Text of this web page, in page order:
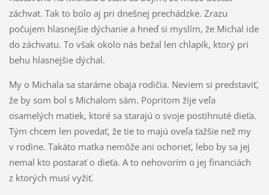
záchvat. Tak to bolo aj pri dnešnej prechádzke. Zrazu
počujem hlasnejšie dýchanie a hneď si myslím, že Michal ide
do záchvatu. To však okolo nás bežal len chlapík, ktorý pri
behu hlasnejšie dýchal.
My o Michala sa staráme obaja rodičia. Neviem si predstaviť,
že by som bol s Michalom sám. Popritom žije veľa
osamelých matiek, ktoré sa starajú o svoje postihnuté dieťa.
Tým chcem len povedať, že tie to majú oveľa ťažšie než my
v rodine. Takáto matka nemôže ani ochorieť, lebo by sa jej
nemal kto postarať o dieťa. A to nehovorím o jej financiách
z ktorých musí vyžiť.